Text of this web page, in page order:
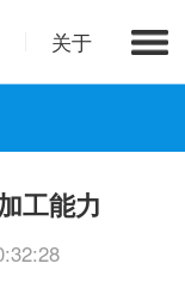
关于
工能力